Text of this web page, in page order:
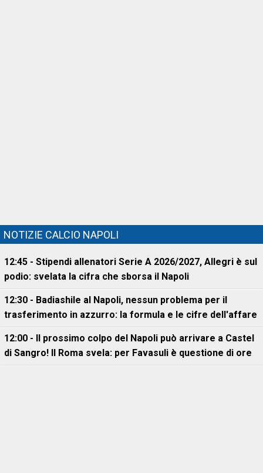
NOTIZIE CALCIO NAPOLI
12:45 - Stipendi allenatori Serie A 2026/2027, Allegri è sul
podio: svelata la cifra che sborsa il Napoli
12:30 - Badiashile al Napoli, nessun problema per il
trasferimento in azzurro: la formula e le cifre dell'affare
12:00 - Il prossimo colpo del Napoli può arrivare a Castel
di Sangro! Il Roma svela: per Favasuli è questione di ore